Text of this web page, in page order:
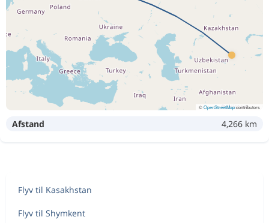
©OpenStreetMapcontributors
Afstand 4,266 km
Flyv til Kasakhstan
Flyv til Shymkent